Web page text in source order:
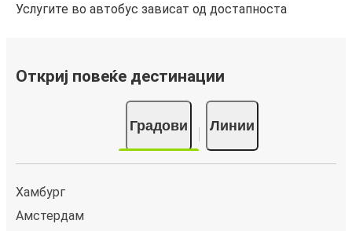
Услугите во автобус зависат од достапноста
Откриј повеќе дестинации
Градови Линии
Хамбург
Амстердам